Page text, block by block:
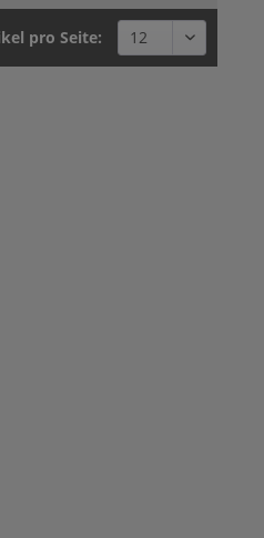
pro Seite: